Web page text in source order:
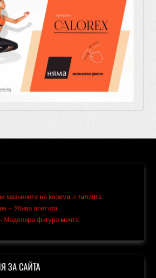
мазнините на корема и талията
– Убива апетита
Моделира фигура мечта
ЗА САЙТА